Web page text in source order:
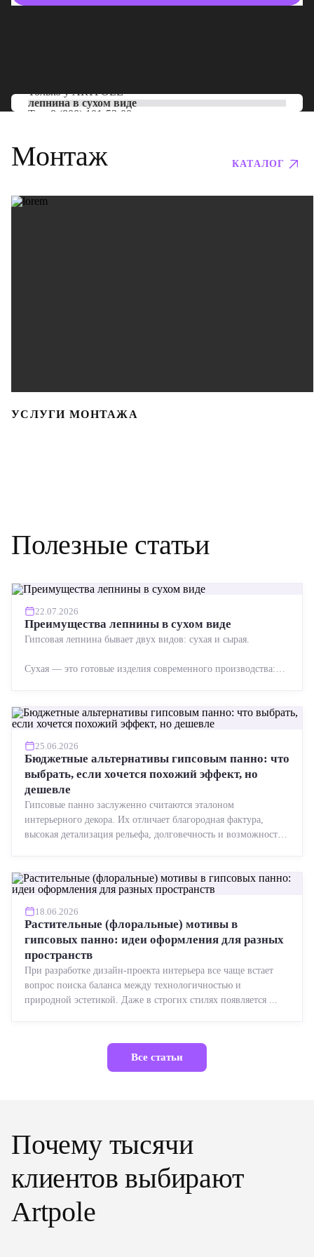
Только уARTPOLE
лепнина в сухом виде
Тел: 8 (800) 101-53-00
Монтаж КАТАЛОГ
УСЛУГИ МОНТАЖА
Полезные статьи
22.07.2026
Преимущества лепнины в сухом виде
Гипсовая лепнина бывает двух видов: сухая и сырая.
Сухая — это готовые изделия современного производства:
25.06.2026
Бюджетные альтернативы гипсовым панно: что
выбрать, если хочется похожий эффект, но
дешевле
Гипсовые панно заслуженно считаются эталоном
интерьерного декора. Их отличает благородная фактура,
высокая детализация рельефа, долговечность и возможность
18.06.2026
Растительные (флоральные) мотивы в
гипсовых панно: идеи оформления для разных
пространств
При разработке дизайн-проекта интерьера все чаще встает
вопрос поиска баланса между технологичностью и
природной эстетикой. Даже в строгих стилях появляется ...
Все статьи
Почему тысячи
клиентов выбирают
Artpole